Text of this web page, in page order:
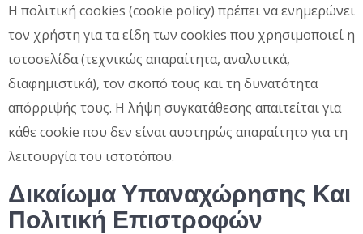
Η πολιτική cookies (cookie policy) πρέπει να ενημερώνει
τον χρήστη για τα είδη των cookies που χρησιμοποιεί η
ιστοσελίδα (τεχνικώς απαραίτητα, αναλυτικά,
διαφημιστικά), τον σκοπό τους και τη δυνατότητα
απόρριψής τους. Η λήψη συγκατάθεσης απαιτείται για
κάθε cookie που δεν είναι αυστηρώς απαραίτητο για τη
λειτουργία του ιστοτόπου.
Δικαίωμα Υπαναχώρησης Και
Πολιτική Επιστροφών